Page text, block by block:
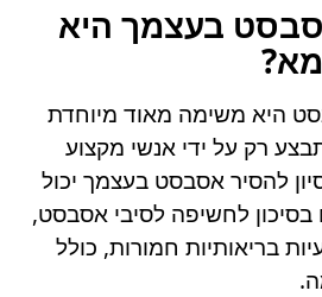
בעצמך היא
היא משימה מאוד מיוחדת
רק על ידי אנשי מקצוע
להסיר אסבסט בעצמך יכול
לחשיפה לסיבי אסבסט,
בריאותיות חמורות, כולל